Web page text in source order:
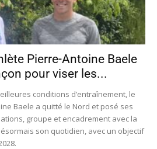
Pierre-Antoine Baele
pour viser les...
conditions d’entraînement, le
Baele a quitté le Nord et posé ses
groupe et encadrement avec la
son quotidien, avec un objectif